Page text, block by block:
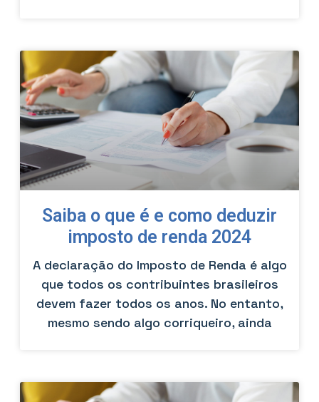
Saiba o que é e como deduzir
imposto de renda 2024
A declaração do Imposto de Renda é algo
que todos os contribuintes brasileiros
devem fazer todos os anos. No entanto,
mesmo sendo algo corriqueiro, ainda